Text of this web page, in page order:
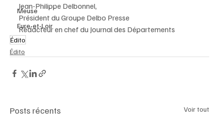
Meuse
Eure-et-Loir
Jean-Philippe Delbonnel,
Président du Groupe Delbo Presse
Rédacteur en chef du Journal des Départements
Édito
Édito
Posts récents Voir tout